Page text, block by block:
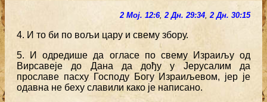
2 Мој. 12:6,2 Дн. 29:34,2 Дн. 30:15
4. И то би по вољи цару и свему збору.
5. И одредише да огласе по свему Израиљу од
Вирсавеје до Дана да дођу у Јерусалим да
прославе пасху Господу Богу Израиљевом, јер је
одавна не беху славили како је написано.